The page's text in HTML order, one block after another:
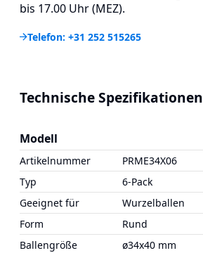
bis 17.00 Uhr (MEZ).
Telefon: +31 252 515265
Technische Spezifikationen
Modell
Artikelnummer
PRME34X06
Typ
6-Pack
Geeignet für
Wurzelballen
Form
Rund
Ballengröße
ø34x40 mm